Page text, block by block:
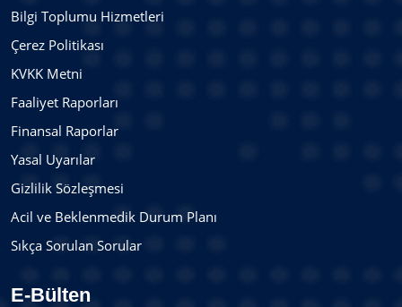
Bilgi Toplumu Hizmetleri
Çerez Politikası
KVKK Metni
Faaliyet Raporları
Finansal Raporlar
Yasal Uyarılar
Gizlilik Sözleşmesi
Acil ve Beklenmedik Durum Planı
Sıkça Sorulan Sorular
E-Bülten